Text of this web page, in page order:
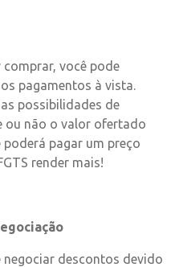
você pode
pagamentos à vista.
possibilidades de
ou não o valor ofertado
pagar um preço
render mais!
negociar descontos devido